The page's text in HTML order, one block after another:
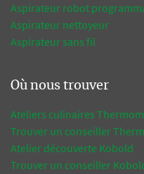
Aspirateur robot
Aspirateur nettoyeur
Aspirateur sans fil
Où nous trouver
Ateliers culinaires
Trouver un conseiller
Atelier découverte Kobold
Trouver un conseiller